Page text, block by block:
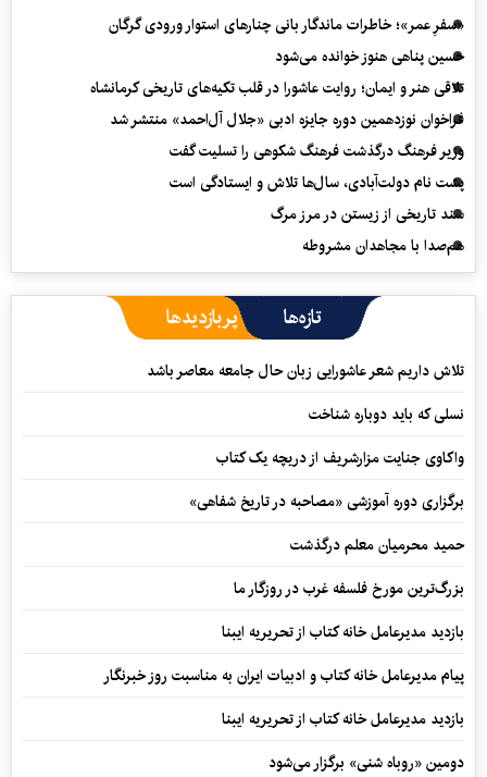
«سفرِ عمر»؛ خاطرات ماندگار بانی چنارهای استوار ورودی گرگان
حسین پناهی هنوز خوانده می‌شود
تلاقی هنر و ایمان؛ روایت عاشورا در قلب تکیه‌های تاریخی کرمانشاه
فراخوان نوزدهمین دوره جایزه ادبی «جلال آل‌احمد» منتشر شد
وزیر فرهنگ درگذشت فرهنگ شکوهی را تسلیت گفت
پشت نام دولت‌آبادی، سال‌ها تلاش و ایستادگی است
سند تاریخی از زیستن در مرز مرگ
هم‌صدا با مجاهدان مشروطه
تازه‌ها پربازدیدها
تلاش داریم شعر عاشورایی زبان حال جامعه معاصر باشد
نسلی که باید دوباره شناخت
واکاوی جنایت مزارشریف از دریچه یک کتاب
برگزاری دوره آموزشی «مصاحبه در تاریخ شفاهی»
حمید محرمیان معلم درگذشت
بزرگ‌ترین مورخ فلسفه غرب در روزگار ما
بازدید مدیرعامل خانه کتاب از تحریریه ایبنا
پیام مدیرعامل خانه کتاب و ادبیات ایران به مناسبت روز خبرنگار
بازدید مدیرعامل خانه کتاب از تحریریه ایبنا
دومین «روباه شنی» برگزار می‌شود